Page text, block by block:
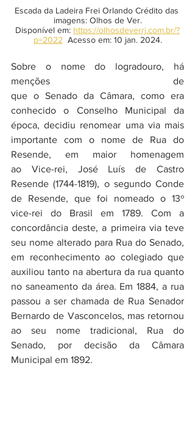
Escada da Ladeira Frei Orlando Crédito das
imagens: Olhos de Ver.
Disponível em: https://olhosdeverrj.com.br/?
p=2022
  Acesso em: 10 jan. 2024.
Sobre o nome do logradouro, há
menções de
que o Senado da Câmara, como era
conhecido o Conselho Municipal da
época, decidiu renomear uma via mais
importante com o nome de Rua do
Resende, em maior homenagem
ao Vice-rei, José Luís de Castro
Resende (1744-1819), o segundo Conde
de Resende, que foi nomeado o 13º
vice-rei do Brasil em 1789. Com a
concordância deste, a primeira via teve
seu nome alterado para Rua do Senado,
em reconhecimento ao colegiado que
auxiliou tanto na abertura da rua quanto
no saneamento da área. Em 1884, a rua
passou a ser chamada de Rua Senador
Bernardo de Vasconcelos, mas retornou
ao seu nome tradicional, Rua do
Senado, por decisão da Câmara
Municipal em 1892.